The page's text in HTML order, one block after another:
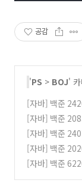
공감
'PS > BOJ'
[자바] 백준
수행 시간 2
[자바] 백준
[자바] 백준
(0)
[자바] 백준
(java)
(0)
[자바] 백준